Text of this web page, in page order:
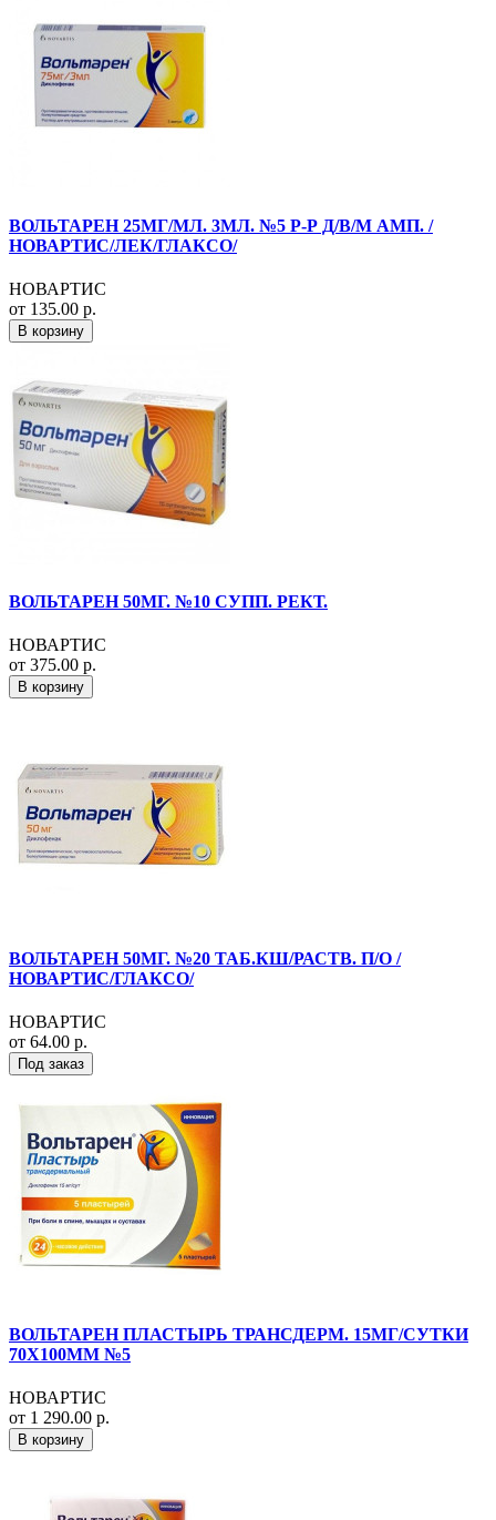
ВОЛЬТАРЕН 25МГ/МЛ. 3МЛ. №5 Р-Р Д/В/М АМП. /
НОВАРТИС/ЛЕК/ГЛАКСО/
НОВАРТИС
от 135.00 р.
В корзину
ВОЛЬТАРЕН 50МГ. №10 СУПП. РЕКТ.
НОВАРТИС
от 375.00 р.
В корзину
ВОЛЬТАРЕН 50МГ. №20 ТАБ.КШ/РАСТВ. П/О /
НОВАРТИС/ГЛАКСО/
НОВАРТИС
от 64.00 р.
Под заказ
ВОЛЬТАРЕН ПЛАСТЫРЬ ТРАНСДЕРМ. 15МГ/СУТКИ
70Х100ММ №5
НОВАРТИС
от 1 290.00 р.
В корзину